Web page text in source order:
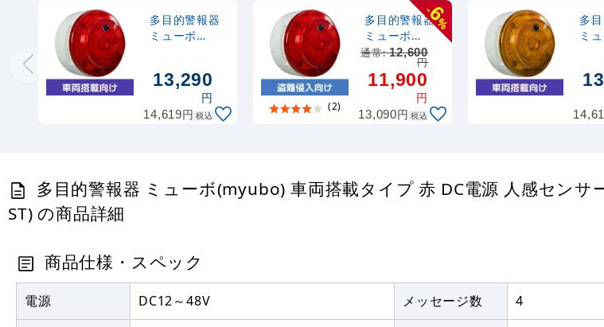
多目的警報器
ミューボ
電池式 人感セ
(VK10M-
13,290
円
14,619円 税込
(2)
-
6
%
多目的警報器
ミューボ
(myubo) 盗難
侵入対策タイ
プ 赤 電池式
人感センサー
付 (VK10M-
通常:12,600
円
11,900
円
13,090円 税込
多
ミ
電
多目的警報器 ミューボ(myubo) 車両搭載タイプ 赤 DC電源 人感センサ
ST) の商品詳細
商品仕様・スペック
電源 DC12～48V メッセージ数 4